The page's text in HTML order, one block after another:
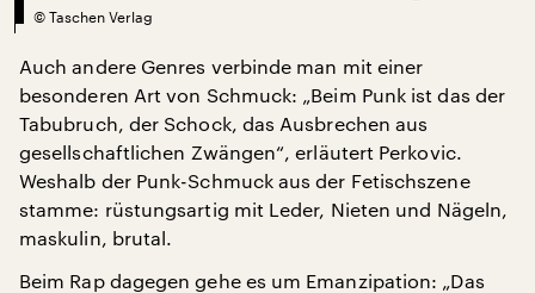
© Taschen Verlag
Auch andere Genres verbinde man mit einer
besonderen Art von Schmuck: „Beim Punk ist das der
Tabubruch, der Schock, das Ausbrechen aus
gesellschaftlichen Zwängen“, erläutert Perkovic.
Weshalb der Punk-Schmuck aus der Fetischszene
stamme: rüstungsartig mit Leder, Nieten und Nägeln,
maskulin, brutal.
Beim Rap dagegen gehe es um Emanzipation: „Das